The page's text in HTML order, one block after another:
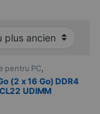
pentru PC,
Memorie PC
(2 x 16 Go) DDR4
UDIMM